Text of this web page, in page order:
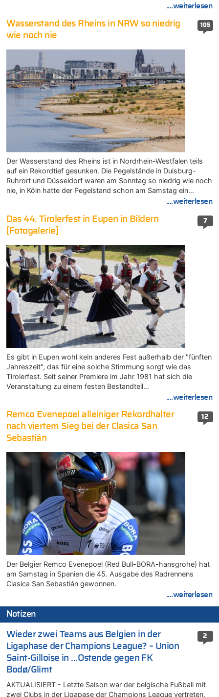
....weiterlesen
105
Wasserstand des Rheins in NRW so niedrig
wie noch nie
Der Wasserstand des Rheins ist in Nordrhein-Westfalen teils
auf ein Rekordtief gesunken. Die Pegelstände in Duisburg-
Ruhrort und Düsseldorf waren am Sonntag so niedrig wie noch
nie, in Köln hatte der Pegelstand schon am Samstag ein…
....weiterlesen
7
Das 44. Tirolerfest in Eupen in Bildern
[Fotogalerie]
Es gibt in Eupen wohl kein anderes Fest außerhalb der "fünften
Jahreszeit", das für eine solche Stimmung sorgt wie das
Tirolerfest. Seit seiner Premiere im Jahr 1981 hat sich die
Veranstaltung zu einem festen Bestandteil…
....weiterlesen
12
Remco Evenepoel alleiniger Rekordhalter
nach viertem Sieg bei der Clasica San
Sebastián
Der Belgier Remco Evenepoel (Red Bull-BORA-hansgrohe) hat
am Samstag in Spanien die 45. Ausgabe des Radrennens
Clasica San Sebastián gewonnen.
....weiterlesen
Notizen
2
Wieder zwei Teams aus Belgien in der
Ligaphase der Champions League? – Union
Saint-Gilloise in …Ostende gegen FK
Bodø/Glimt
AKTUALISIERT - Letzte Saison war der belgische Fußball mit
zwei Clubs in der Ligapase der Champions League vertreten.